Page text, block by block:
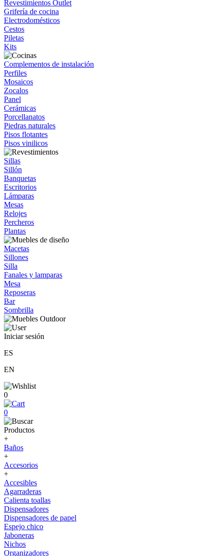
Revestimientos Outlet
Grifería de cocina
Electrodomésticos
Cestos
Piletas
Kits
Complementos de instalación
Perfiles
Mosaicos
Zocalos
Panel
Cerámicas
Porcellanatos
Piedras naturales
Pisos flotantes
Pisos vinilicos
Sillas
Sillón
Banquetas
Escritorios
Lámparas
Mesas
Relojes
Percheros
Plantas
Macetas
Sillones
Silla
Fanales y lamparas
Mesa
Reposeras
Bar
Sombrilla
Iniciar sesión
ES
EN
0
0
Productos
+
Baños
+
Accesorios
+
Accesibles
Agarraderas
Calienta toallas
Dispensadores
Dispensadores de papel
Espejo chico
Jaboneras
Nichos
Organizadores